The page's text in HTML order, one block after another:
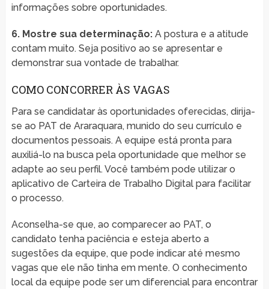
informações sobre oportunidades.
6. Mostre sua determinação:A postura e a atitude
contam muito. Seja positivo ao se apresentar e
demonstrar sua vontade de trabalhar.
COMO CONCORRER ÀS VAGAS
Para se candidatar às oportunidades oferecidas, dirija-
se ao PAT de Araraquara, munido do seu currículo e
documentos pessoais. A equipe está pronta para
auxiliá-lo na busca pela oportunidade que melhor se
adapte ao seu perfil. Você também pode utilizar o
aplicativo de Carteira de Trabalho Digital para facilitar
o processo.
Aconselha-se que, ao comparecer ao PAT, o
candidato tenha paciência e esteja aberto a
sugestões da equipe, que pode indicar até mesmo
vagas que ele não tinha em mente. O conhecimento
local da equipe pode ser um diferencial para encontrar